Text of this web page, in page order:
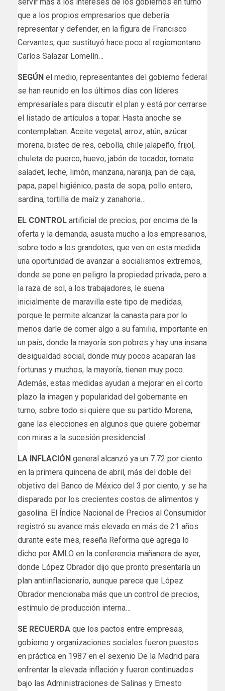
servir más a los intereses de los gobiernos en turno
que a los propios empresarios que debería
representar y defender, en la figura de Francisco
Cervantes, que sustituyó hace poco al regiomontano
Carlos Salazar Lomelín…
SEGÚN el medio, representantes del gobierno federal
se han reunido en los últimos días con líderes
empresariales para discutir el plan y está por cerrarse
el listado de artículos a topar. Hasta anoche se
contemplaban: Aceite vegetal, arroz, atún, azúcar
morena, bistec de res, cebolla, chile jalapeño, frijol,
chuleta de puerco, huevo, jabón de tocador, tomate
saladet, leche, limón, manzana, naranja, pan de caja,
papa, papel higiénico, pasta de sopa, pollo entero,
sardina, tortilla de maíz y zanahoria…
EL CONTROL artificial de precios, por encima de la
oferta y la demanda, asusta mucho a los empresarios,
sobre todo a los grandotes, que ven en esta medida
una oportunidad de avanzar a socialismos extremos,
donde se pone en peligro la propiedad privada, pero a
la raza de sol, a los trabajadores, le suena
inicialmente de maravilla este tipo de medidas,
porque le permite alcanzar la canasta para por lo
menos darle de comer algo a su familia, importante en
un país, donde la mayoría son pobres y hay una insana
desigualdad social, donde muy pocos acaparan las
fortunas y muchos, la mayoría, tienen muy poco.
Además, estas medidas ayudan a mejorar en el corto
plazo la imagen y popularidad del gobernante en
turno, sobre todo si quiere que su partido Morena,
gane las elecciones en algunos que quiere gobernar
con miras a la sucesión presidencial…
LA INFLACIÓN general alcanzó ya un 7.72 por ciento
en la primera quincena de abril, más del doble del
objetivo del Banco de México del 3 por ciento, y se ha
disparado por los crecientes costos de alimentos y
gasolina. El Índice Nacional de Precios al Consumidor
registró su avance más elevado en más de 21 años
durante este mes, reseña Reforma que agrega lo
dicho por AMLO en la conferencia mañanera de ayer,
donde López Obrador dijo que pronto presentaría un
plan antiinflacionario, aunque parece que López
Obrador mencionaba más que un control de precios,
estímulo de producción interna…
SE RECUERDA que los pactos entre empresas,
gobierno y organizaciones sociales fueron puestos
en práctica en 1987 en el sexenio De la Madrid para
enfrentar la elevada inflación y fueron continuados
bajo las Administraciones de Salinas y Ernesto